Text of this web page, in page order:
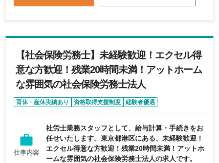
【社会保険労務士】未経験歓迎！エクセル得
意な方歓迎！残業20時間未満！アットホーム
な雰囲気の社会保険労務士法人
育休・産休実績あり 資格取得支援制度
経験者優遇
完全週休2日制
転勤なし
仕事内容
社労士業務スタッフとして、給与計算・手続きをお
任せいたします。東京都港区にある、未経験歓迎！
エクセル得意な方歓迎！残業20時間未満！アットホ
ームな雰囲気の社会保険労務士法人の求人です。